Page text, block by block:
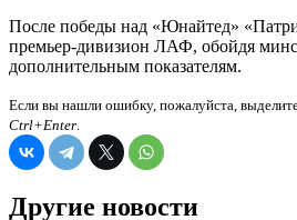
После победы над «Юнайтед»
премьер-дивизион ЛАФ, обойдя
дополнительным показателям.
Если вы нашли ошибку, пожалуйста,
Ctrl+Enter.
Другие новости